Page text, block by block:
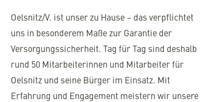
Oelsnitz/V. ist unser zu Hause – das verpflichtet
uns in besonderem Maße zur Garantie der
Versorgungssicherheit. Tag für Tag sind deshalb
rund 50 Mitarbeiterinnen und Mitarbeiter für
Oelsnitz und seine Bürger im Einsatz. Mit
Erfahrung und Engagement meistern wir unsere